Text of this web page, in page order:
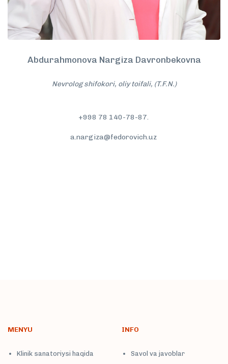
Abdurahmonova Nargiza Davronbekovna
Nevrolog shifokori, oliy toifali, (T.F.N.)
+998 78 140-78-87.
a.nargiza@fedorovich.uz
MENYU
Klinik sanatoriysi haqida
INFO
Savol va javoblar